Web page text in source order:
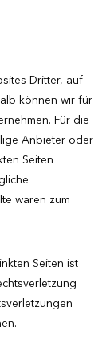
Dritter, auf
können wir für
Für die
Anbieter oder
Seiten
waren zum
Seiten ist